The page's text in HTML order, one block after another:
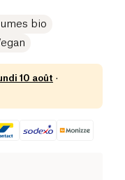
bio
10 août ·